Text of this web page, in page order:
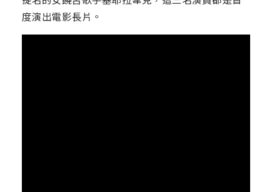
度演出電影長片。